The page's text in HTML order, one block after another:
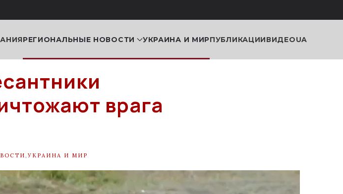
РЕГИОНАЛЬНЫЕ НОВОСТИ УКРАИНА И МИРПУБЛИКАЦИИВИДЕОUA
врага
УКРАИНА И МИР